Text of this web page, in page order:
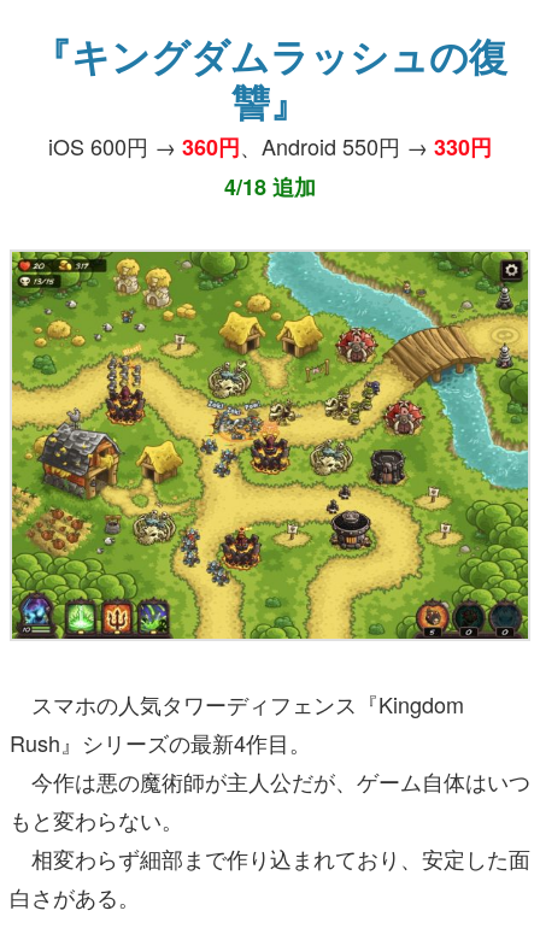
『キングダムラッシュの復
讐』
iOS 600円 → 360円、Android 550円 → 330円
4/18 追加
スマホの人気タワーディフェンス『Kingdom
Rush』シリーズの最新4作目。
今作は悪の魔術師が主人公だが、ゲーム自体はいつ
もと変わらない。
相変わらず細部まで作り込まれており、安定した面
白さがある。